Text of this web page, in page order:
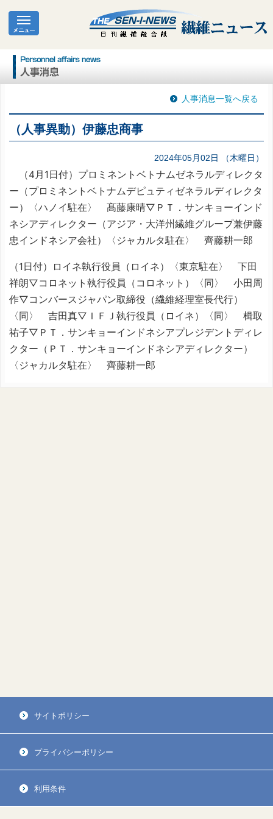
人事消息一覧へ戻る
（人事異動）伊藤忠商事
2024年05月02日 （木曜日）
（4月1日付）プロミネントベトナムゼネラルディレクタ
ー（プロミネントベトナムデピュティゼネラルディレクタ
ー）〈ハノイ駐在〉 髙藤康晴▽ＰＴ．サンキョーインド
ネシアディレクター（アジア・大洋州繊維グループ兼伊藤
忠インドネシア会社）〈ジャカルタ駐在〉 齊藤耕一郎
（1日付）ロイネ執行役員（ロイネ）〈東京駐在〉 下田
祥朗▽コロネット執行役員（コロネット）〈同〉 小田周
作▽コンバースジャパン取締役（繊維経理室長代行）
〈同〉 吉田真▽ＩＦＪ執行役員（ロイネ）〈同〉 楫取
祐子▽ＰＴ．サンキョーインドネシアプレジデントディレ
クター（ＰＴ．サンキョーインドネシアディレクター）
〈ジャカルタ駐在〉 齊藤耕一郎
サイトポリシー
プライバシーポリシー
利用条件